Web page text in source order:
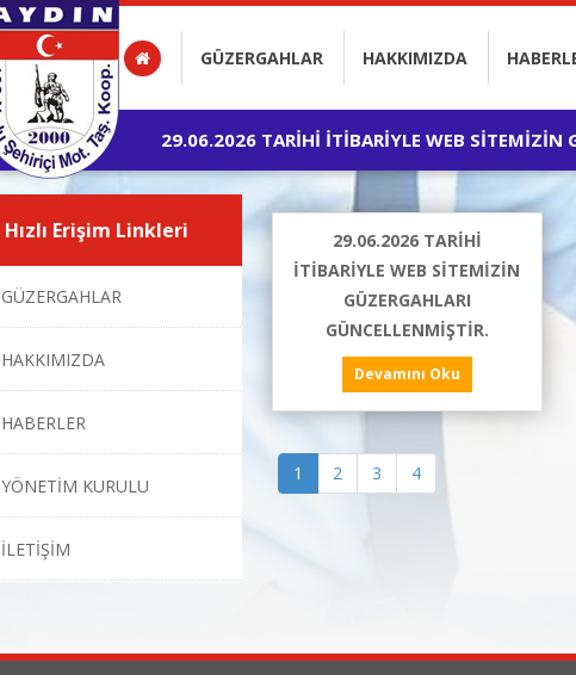
GÜZERGAHLAR HAKKIMIZDA
29.06.2026 TARİHİ İTİBARİYLE WEB SİTEMİZİN
Hızlı Erişim Linkleri
GÜZERGAHLAR
HAKKIMIZDA
HABERLER
YÖNETİM KURULU
İLETİŞİM
29.06.2026 TARİHİ
İTİBARİYLE WEB SİTEMİZİN
GÜZERGAHLARI
GÜNCELLENMİŞTİR.
Devamını Oku
1 2 3 4